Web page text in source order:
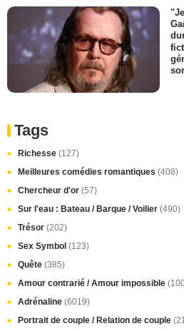
Tags
Richesse (127)
Meilleures comédies romantiques (408)
Chercheur d'or (57)
Sur l'eau : Bateau / Barque / Voilier (490)
Trésor (202)
Sex Symbol (123)
Quête (385)
Amour contrarié / Amour impossible
Adrénaline (6019)
Portrait de couple / Relation de couple